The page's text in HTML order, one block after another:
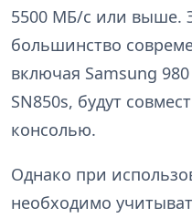
5500 МБ/с или выше.
большинство
включая Samsung
SN850s, будут
консолью.
Однако при
необходимо